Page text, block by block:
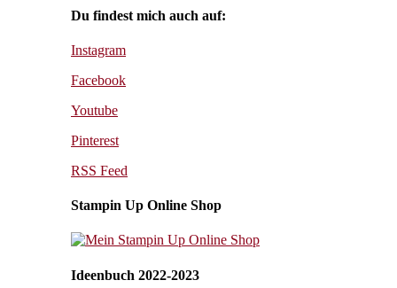
Du findest mich auch auf:
Instagram
Facebook
Youtube
Pinterest
RSS Feed
Stampin Up Online Shop
Ideenbuch 2022-2023